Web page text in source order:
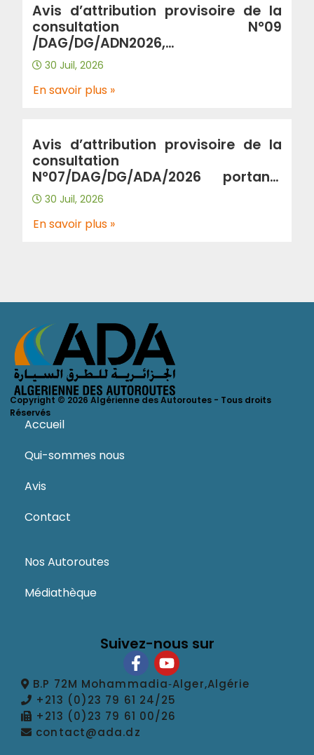
Avis d’attribution provisoire de la
consultation N°09
/DAG/DG/ADN2026,
portant:”Fourniture et livraison de
petit outillages au profit de L’EPIC-
ADA”.
30 Juil, 2026
En savoir plus »
Avis d’attribution provisoire de la
consultation
N°07/DAG/DG/ADA/2026 portant”
Acquisition d’une solution antivirus
/Endpoint protection “
30 Juil, 2026
En savoir plus »
Copyright © 2026 Algérienne des Autoroutes - Tous droits
Réservés
Accueil
Qui-sommes nous
Avis
Contact
Nos Autoroutes
Médiathèque
Suivez-nous sur
B.P 72M Mohammadia‑Alger,Algérie
+213 (0)23 79 61 24/25
+213 (0)23 79 61 00/26
contact@ada.dz